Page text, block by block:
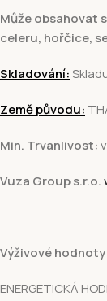
Může obsahovat
celeru, hořčice,
Skladování:
Země původu:
Min. Trvanlivost:
Vuza Group s.r.o.
Výživové hodnoty
ENERGETICKÁ